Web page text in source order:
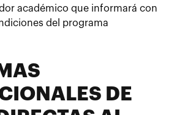
académico que informará con
del programa
DE